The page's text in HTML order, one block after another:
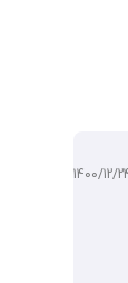
1400/12/